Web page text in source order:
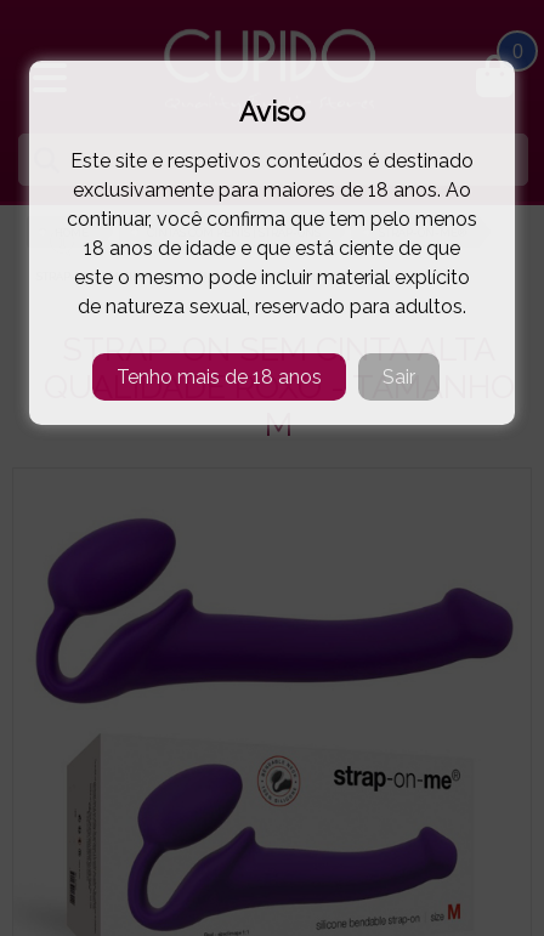
0
CINTAS COM PENIS | STRAP-ONS
STRAP-ON SEM CINTA ALTA QUALIDADE ROXO - TAMANHO M( 88-3229 )
STRAP-ON SEM CINTA ALTA
QUALIDADE ROXO - TAMANHO
M
Aviso
Este site e respetivos conteúdos é destinado
exclusivamente para maiores de 18 anos. Ao
continuar, você confirma que tem pelo menos
18 anos de idade e que está ciente de que
este o mesmo pode incluir material explícito
de natureza sexual, reservado para adultos.
Tenho mais de 18 anos Sair